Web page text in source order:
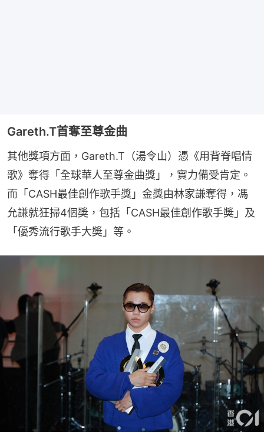
Gareth.T首奪至尊金曲
其他獎項方面，Gareth.T（湯令山）憑《用背脊唱情
歌》奪得「全球華人至尊金曲獎」，實力備受肯定。
而「CASH最佳創作歌手獎」金獎由林家謙奪得，馮
允謙就狂掃4個奬，包括「CASH最佳創作歌手奬」及
「優秀流行歌手大奬」等。